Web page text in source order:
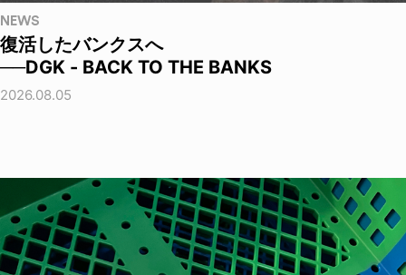
NEWS
復活したバンクスへ
──DGK - BACK TO THE BANKS
2026.08.05